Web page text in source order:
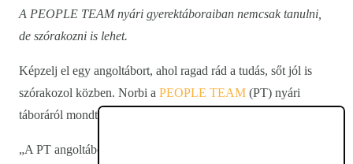
A PEOPLE TEAM nyári gyerektáboraiban nemcsak tanulni,
de szórakozni is lehet.
Képzelj el egy angoltábort, ahol ragad rád a tudás, sőt jól is
szórakozol közben. Norbi a PEOPLE TEAM (PT) nyári
táboráról mondta el röviden a véleményét.
„A PT angoltáborában voltam, de szívesen kipróbálnám a